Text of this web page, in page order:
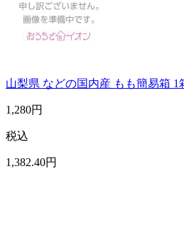
山梨県 などの国内産 もも簡易箱 1
1,280円
税込
1,382.40円